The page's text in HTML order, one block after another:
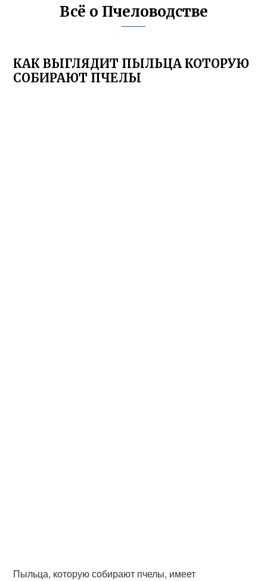
Всё о Пчеловодстве
КАК ВЫГЛЯДИТ ПЫЛЬЦА КОТОРУЮ
СОБИРАЮТ ПЧЕЛЫ
Пыльца, которую собирают пчелы, имеет